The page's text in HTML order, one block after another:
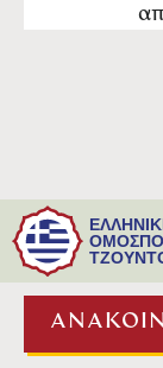
‍Συνημμένη
Ομοσπονδία